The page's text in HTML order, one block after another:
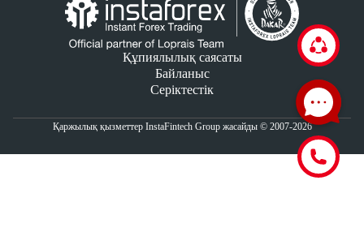
Құпиялылық саясаты
Байланыс
Серіктестік
Қаржылық қызметтер InstaFintech Group жасайды © 2007-2026